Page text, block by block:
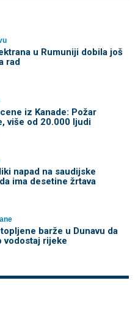
u Rumuniji dobila još
rad
iz Kanade: Požar
više od 20.000 ljudi
napad na saudijske
ima desetine žrtava
barže u Dunavu da
vodostaj rijeke